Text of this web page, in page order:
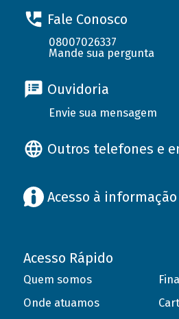
Fale Conosco
08007026337
Mande sua pergunta
Ouvidoria
Envie sua mensagem
Outros telefones e
Acesso à informação
Acesso Rápido
Quem somos
Onde atuamos